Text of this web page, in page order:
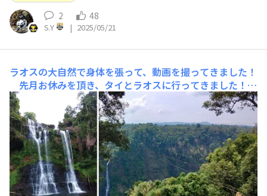
2 48
S.Y | 2025/05/21
ラオスの大自然で身体を張って、動画を撮ってきました！
先月お休みを頂き、タイとラオスに行ってきました！そ
こでAction Overlayを活用した良い動画が撮れたので、
つぶやきでシェアさせてください💪 タイからラオスへ🚙
人生初のラオスへ！陸路での入国です。 細いトンネ
ルを歩いていくことで入国できるのですが、島国に住む自
分としては新鮮